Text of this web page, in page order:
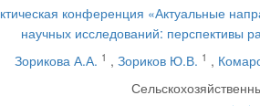
конференция «Актуальные
научных исследований: перспективы
Зорикова А.А. 1 ,Зориков Ю.В. 1 ,